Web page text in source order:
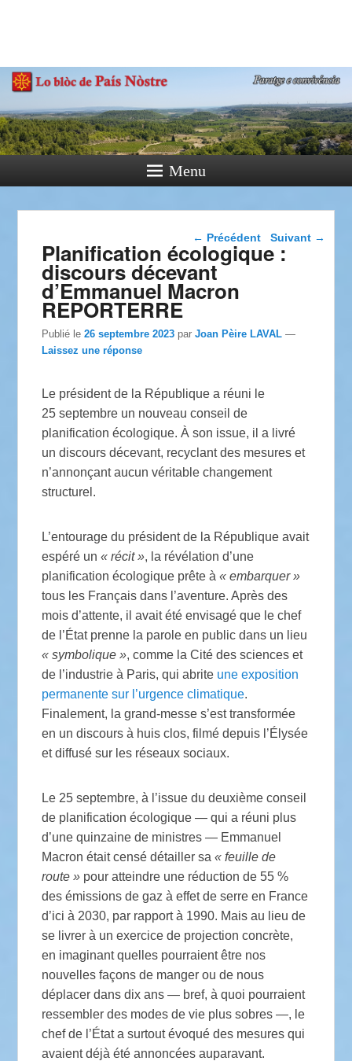
Paratge e Convivència
Menu
Navigation dans les
articles
← Précédent Suivant →
Planification écologique :
discours décevant
d’Emmanuel Macron
REPORTERRE
Publié le26 septembre 2023 parJoan Pèire LAVAL —
Laissez une réponse
Le président de la République a réuni le
25 septembre un nouveau conseil de
planification écologique. À son issue, il a livré
un discours décevant, recyclant des mesures et
n’annonçant aucun véritable changement
structurel.
L’entourage du président de la République avait
espéré un« récit », la révélation d’une
planification écologique prête à« embarquer »
tous les Français dans l’aventure. Après des
mois d’attente, il avait été envisagé que le chef
de l’État prenne la parole en public dans un lieu
« symbolique », comme la Cité des sciences et
de l’industrie à Paris, qui abrite une exposition
permanente sur l’urgence climatique.
Finalement, la grand-messe s’est transformée
en un discours à huis clos, filmé depuis l’Élysée
et diffusé sur les réseaux sociaux.
Le 25 septembre, à l’issue du deuxième conseil
de planification écologique — qui a réuni plus
d’une quinzaine de ministres — Emmanuel
Macron était censé détailler sa« feuille de
route » pour atteindre une réduction de 55 %
des émissions de gaz à effet de serre en France
d’ici à 2030, par rapport à 1990. Mais au lieu de
se livrer à un exercice de projection concrète,
en imaginant quelles pourraient être nos
nouvelles façons de manger ou de nous
déplacer dans dix ans — bref, à quoi pourraient
ressembler des modes de vie plus sobres —, le
chef de l’État a surtout évoqué des mesures qui
avaient déjà été annoncées auparavant.